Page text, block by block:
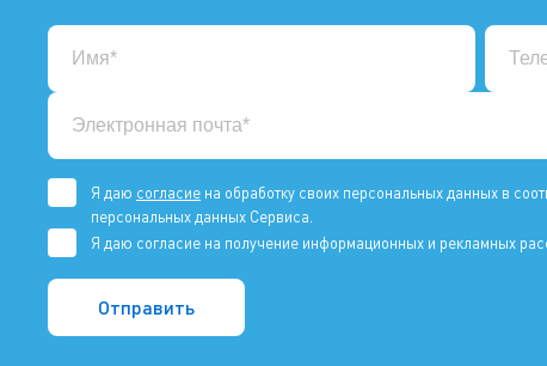
Я даю согласие на обработку своих персональных данных в
персональных данных Сервиса.
Я даю согласие на получение информационных и рекламных